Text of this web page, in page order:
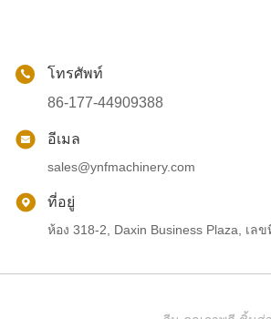
โทรศัพท์
86-177-44909388
อีเมล
sales@ynfmachinery.com
ที่อยู่
ห้อง 318-2, Daxin Business Plaza, เ